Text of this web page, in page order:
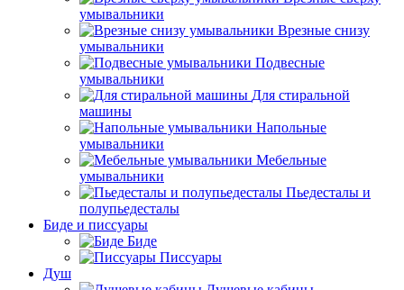
умывальники
Врезные снизу
умывальники
Подвесные
умывальники
Для стиральной
машины
Напольные
умывальники
Мебельные
умывальники
Пьедесталы и
полупьедесталы
Биде и писсуары
Биде
Писсуары
Душ